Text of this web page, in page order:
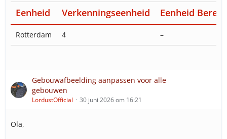
Eenheid Verkenningseenheid Eenheid
Rotterdam 4 –
Gebouwafbeelding aanpassen voor alle
gebouwen
LordustOfficial 30 juni 2026 om 16:21
Ola,